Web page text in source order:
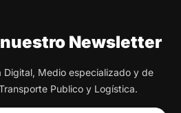
Newsletter
Digital, Medio especializado y de
Publico y Logística.